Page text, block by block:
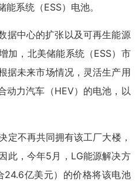
系统（ESS）电池。
据中心的扩张以及可再生能源
加，北美储能系统（ESS）市
据未来市场情况，灵活生产用
动力汽车（HEV）的电池，以
定不再共同拥有该工厂大楼，
此，今年5月，LG能源解决方
24.6亿美元）的价格将该电池